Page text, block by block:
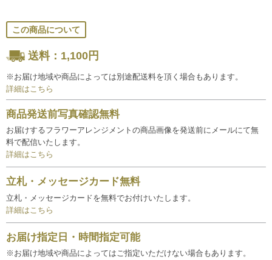
この商品について
送料：1,100円
※お届け地域や商品によっては別途配送料を頂く場合もあります。
詳細はこちら
商品発送前写真確認無料
お届けするフラワーアレンジメントの商品画像を発送前にメールにて無
料で配信いたします。
詳細はこちら
立札・メッセージカード無料
立札・メッセージカードを無料でお付けいたします。
詳細はこちら
お届け指定日・時間指定可能
※お届け地域や商品によってはご指定いただけない場合もあります。